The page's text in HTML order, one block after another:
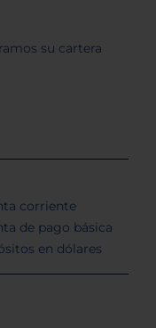
su cartera
corriente
de pago básica
en dólares